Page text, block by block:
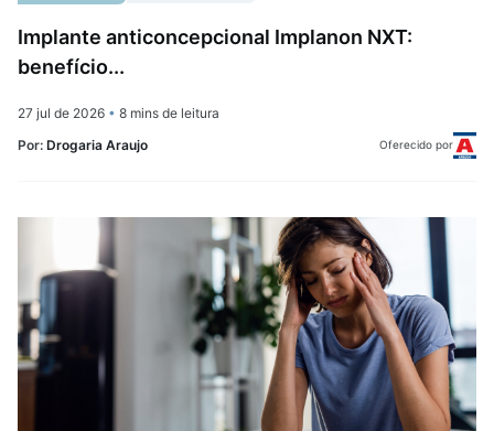
Implante anticoncepcional Implanon NXT:
benefício...
27 jul de 2026 • 8 mins de leitura
Por: Drogaria Araujo Oferecido por